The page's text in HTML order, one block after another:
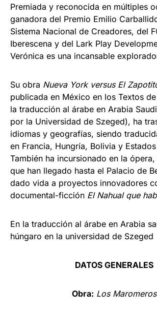
Premiada y reconocida en múltiples
ganadora del Premio Emilio
Sistema Nacional de Creadores, del
Iberescena y del Lark Play
Verónica es una incansable
Su obra Nueva York versus El
publicada en México en los Textos
la traducción al árabe en Arabia
por la Universidad de Szeged), ha
idiomas y geografías, siendo
en Francia, Hungría, Bolivia y
También ha incursionado en la
que han llegado hasta el Palacio de
dado vida a proyectos innovadores
documental-ficción El Nahual que
En la traducción al árabe en Arabia
húngaro en la universidad de Szeged
DATOS GENERALES
Obra: Los Maromeros